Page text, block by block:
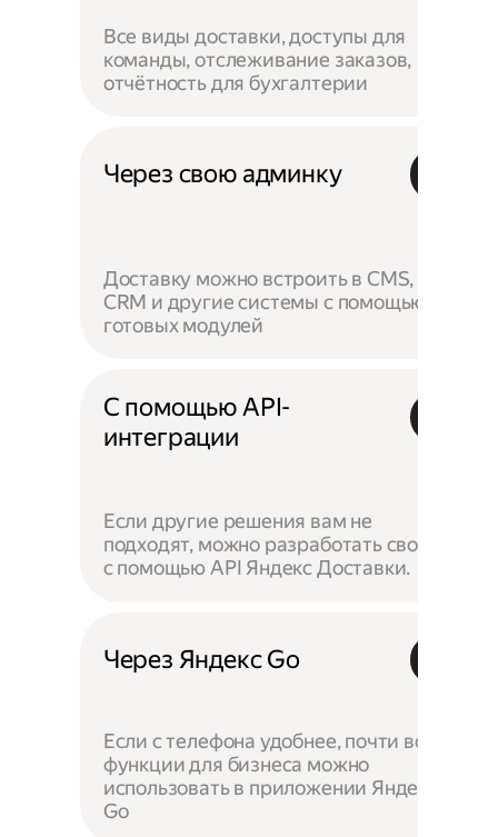
Все виды доставки, доступы для
команды, отслеживание заказов,
отчётность для бухгалтерии
Через свою админку
Доставку можно встроить в CMS,
CRM и другие системы с помощью
готовых модулей
С помощью API-
интеграции
Если другие решения вам не
подходят, можно разработать своё —
с помощью API Яндекс Доставки.
Через Яндекс Go
Если с телефона удобнее, почти все
функции для бизнеса можно
использовать в приложении Яндекс
Go